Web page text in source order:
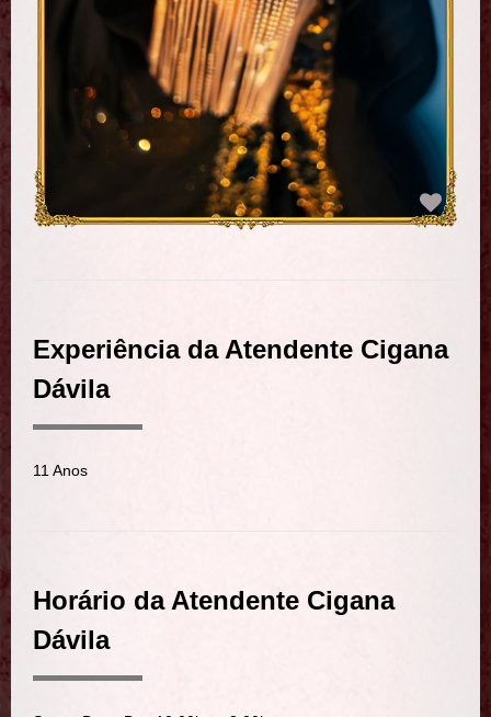
Experiência da Atendente Cigana
Dávila
11 Anos
Horário da Atendente Cigana
Dávila